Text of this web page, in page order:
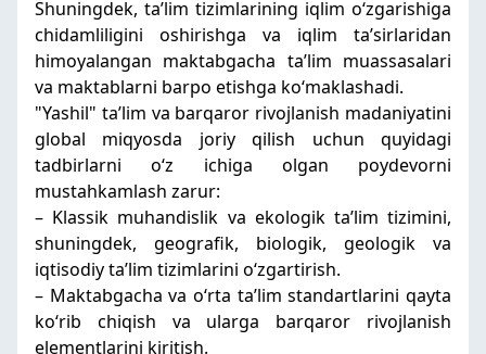
Shuningdek, taʼlim tizimlarining iqlim oʻzgarishiga
chidamliligini oshirishga va iqlim taʼsirlaridan
himoyalangan maktabgacha taʼlim muassasalari
va maktablarni barpo etishga koʻmaklashadi.
"Yashil" taʼlim va barqaror rivojlanish madaniyatini
global miqyosda joriy qilish uchun quyidagi
tadbirlarni oʻz ichiga olgan poydevorni
mustahkamlash zarur:
– Klassik muhandislik va ekologik taʼlim tizimini,
shuningdek, geografik, biologik, geologik va
iqtisodiy taʼlim tizimlarini oʻzgartirish.
– Maktabgacha va oʻrta taʼlim standartlarini qayta
koʻrib chiqish va ularga barqaror rivojlanish
elementlarini kiritish.